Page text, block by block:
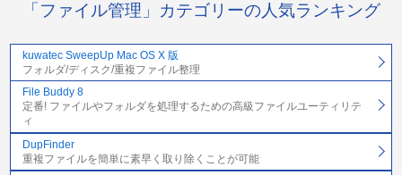
「ファイル管理」カテゴリーの人気ランキング
kuwatec SweepUp Mac OS X 版
フォルダ/ディスク/重複ファイル整理
File Buddy 8
定番! ファイルやフォルダを処理するための高級ファイルユーティリテ
ィ
DupFinder
重複ファイルを簡単に素早く取り除くことが可能